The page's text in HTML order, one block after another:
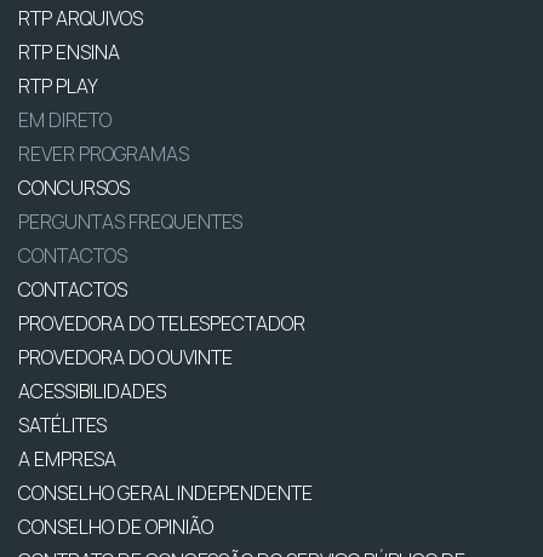
RTP ARQUIVOS
RTP ENSINA
RTP PLAY
EM DIRETO
REVER PROGRAMAS
CONCURSOS
PERGUNTAS FREQUENTES
CONTACTOS
CONTACTOS
PROVEDORA DO TELESPECTADOR
PROVEDORA DO OUVINTE
ACESSIBILIDADES
SATÉLITES
A EMPRESA
CONSELHO GERAL INDEPENDENTE
CONSELHO DE OPINIÃO